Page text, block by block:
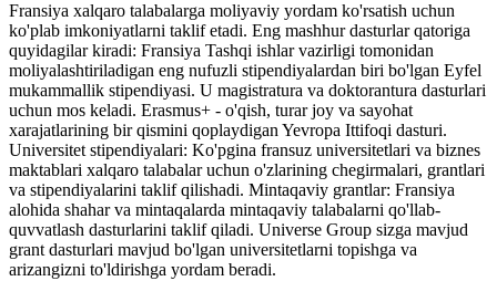
Fransiya xalqaro talabalarga moliyaviy yordam ko'rsatish uchun
ko'plab imkoniyatlarni taklif etadi. Eng mashhur dasturlar qatoriga
quyidagilar kiradi: Fransiya Tashqi ishlar vazirligi tomonidan
moliyalashtiriladigan eng nufuzli stipendiyalardan biri bo'lgan Eyfel
mukammallik stipendiyasi. U magistratura va doktorantura dasturlari
uchun mos keladi. Erasmus+ - o'qish, turar joy va sayohat
xarajatlarining bir qismini qoplaydigan Yevropa Ittifoqi dasturi.
Universitet stipendiyalari: Ko'pgina fransuz universitetlari va biznes
maktablari xalqaro talabalar uchun o'zlarining chegirmalari, grantlari
va stipendiyalarini taklif qilishadi. Mintaqaviy grantlar: Fransiya
alohida shahar va mintaqalarda mintaqaviy talabalarni qo'llab-
quvvatlash dasturlarini taklif qiladi. Universe Group sizga mavjud
grant dasturlari mavjud bo'lgan universitetlarni topishga va
arizangizni to'ldirishga yordam beradi.